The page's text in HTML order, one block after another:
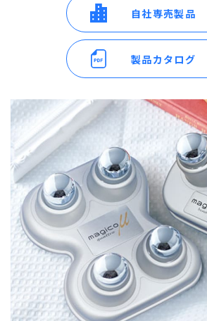
自社専売製品
製品カタログ